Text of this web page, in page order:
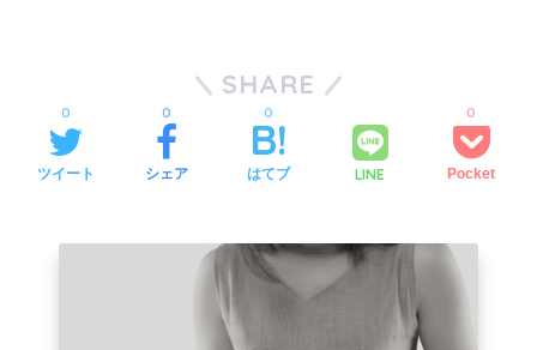
SHARE
ツイート
0
シェア
0
はてブ
0
LINE Pocket
0